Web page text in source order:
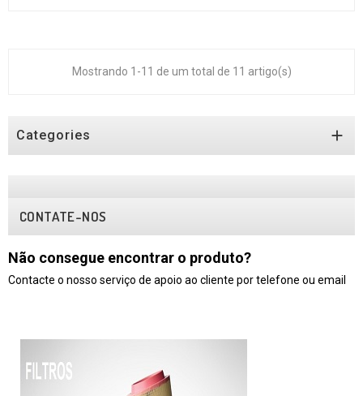
Mostrando 1-11 de um total de 11 artigo(s)
Categories 
CONTATE-NOS
Não consegue encontrar o produto?
Contacte o nosso serviço de apoio ao cliente por telefone ou email